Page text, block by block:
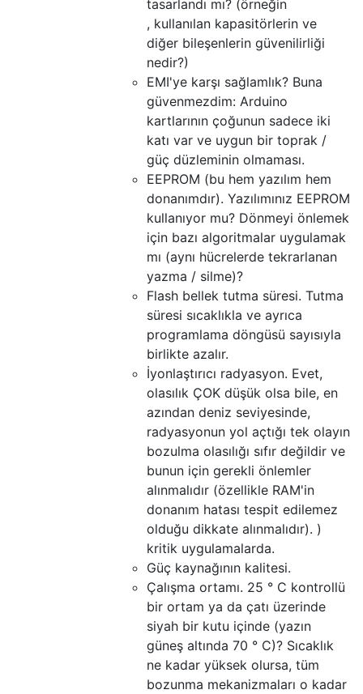
tasarlandı mı? (örneğin
, kullanılan kapasitörlerin ve
diğer bileşenlerin güvenilirliği
nedir?)
EMI'ye karşı sağlamlık? Buna
güvenmezdim: Arduino
kartlarının çoğunun sadece iki
katı var ve uygun bir toprak /
güç düzleminin olmaması.
EEPROM (bu hem yazılım hem
donanımdır). Yazılımınız EEPROM
kullanıyor mu? Dönmeyi önlemek
için bazı algoritmalar uygulamak
mı (aynı hücrelerde tekrarlanan
yazma / silme)?
Flash bellek tutma süresi. Tutma
süresi sıcaklıkla ve ayrıca
programlama döngüsü sayısıyla
birlikte azalır.
İyonlaştırıcı radyasyon. Evet,
olasılık ÇOK düşük olsa bile, en
azından deniz seviyesinde,
radyasyonun yol açtığı tek olayın
bozulma olasılığı sıfır değildir ve
bunun için gerekli önlemler
alınmalıdır (özellikle RAM'in
donanım hatası tespit edilemez
olduğu dikkate alınmalıdır). )
kritik uygulamalarda.
Güç kaynağının kalitesi.
Çalışma ortamı. 25 ° C kontrollü
bir ortam ya da çatı üzerinde
siyah bir kutu içinde (yazın
güneş altında 70 ° C)? Sıcaklık
ne kadar yüksek olursa, tüm
bozunma mekanizmaları o kadar